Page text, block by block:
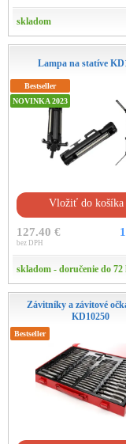
skladom
Lampa na statíve
Bestseller
NOVINKA 2023
Vložiť do košíka
127.40 €
bez DPH
skladom - doručenie do
Závitníky a závitové
KD10250
Bestseller